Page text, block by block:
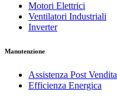
Motori Elettrici
Ventilatori Industriali
Inverter
Manutenzione
Assistenza Post Vendita
Efficienza Energica